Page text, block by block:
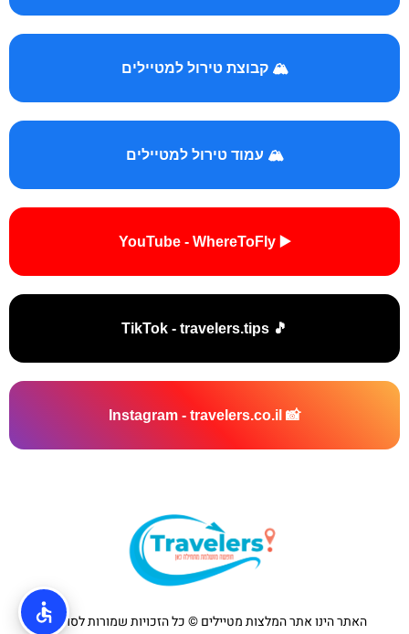
🏔️ קבוצת טירול למטיילים
🏔️ עמוד טירול למטיילים
▶️ YouTube - WhereToFly
🎵 TikTok - travelers.tips
📸 Instagram - travelers.co.il
האתר הינו אתר המלצות מטיילים © כל הזכויות שמורות לסוכנות